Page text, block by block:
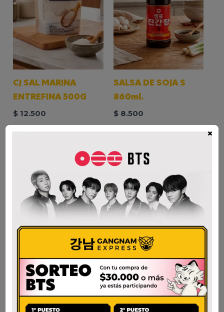
CJ SAL MARINA
ENTREFINA 500G
$ 12.500
AÑADIR AL CARRITO
SALSA DE SOJA S
860ml.
$8.500
AÑADIR AL CARRITO ×